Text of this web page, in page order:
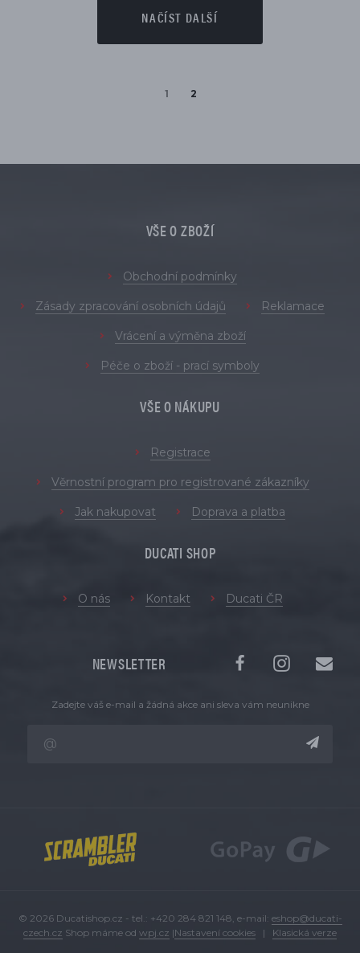
NAČÍST DALŠÍ
1 2
VŠE O ZBOŽÍ
Obchodní podmínky
Zásady zpracování osobních údajů Reklamace
Vrácení a výměna zboží
Péče o zboží - prací symboly
VŠE O NÁKUPU
Registrace
Věrnostní program pro registrované zákazníky
Jak nakupovat Doprava a platba
DUCATI SHOP
O nás Kontakt Ducati ČR
NEWSLETTER
Zadejte váš e-mail a žádná akce ani sleva vám neunikne
© 2026 Ducatishop.cz - tel.: +420 284 821 148, e-mail: eshop@ducati-
czech.cz Shop máme od wpj.cz |Nastavení cookies | Klasická verze